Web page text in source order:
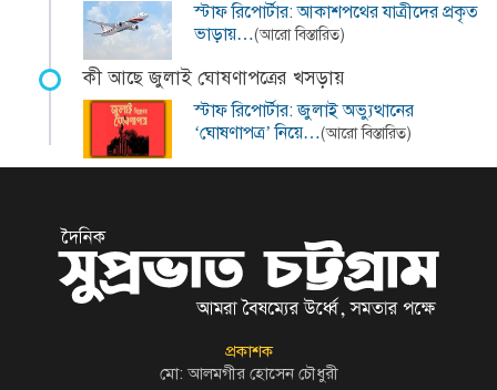
স্টাফ রিপোর্টার: আকাশপথের যাত্রীদের প্রকৃত
ভাড়ায়…(আরো বিস্তারিত)
কী আছে জুলাই ঘোষণাপত্রের খসড়ায়
স্টাফ রিপোর্টার: জুলাই অভ্যুত্থানের
‘ঘোষণাপত্র’ নিয়ে…(আরো বিস্তারিত)
প্রকাশক
মো: আলমগীর হোসেন চৌধুরী